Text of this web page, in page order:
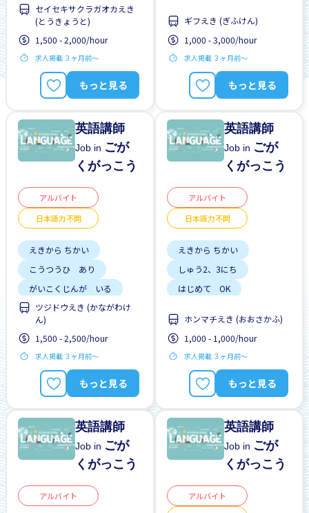
しゅう2、3にち
にほんごできない OK
土日祝 やすみ
セイセキサクラガオカえき
(とうきょうと)
1,500 - 2,000/hour
求人掲載 ３ヶ月前〜
もっと見る
しゃいんに なれる
がいこくじんが いる
にゅうしゃ ボーナス
ギフえき (ぎふけん)
1,000 - 3,000/hour
求人掲載 ３ヶ月前〜
もっと見る
英語講師
Job in ごが
くがっこう
アルバイト
日本語力不問
えきから ちかい
こうつうひ あり
がいこくじんが いる
はじめて OK
にほんごできない OK
ツジドウえき (かながわけ
ん)
1,500 - 2,500/hour
求人掲載 ３ヶ月前〜
もっと見る
英語講師
Job in ごが
くがっこう
アルバイト
日本語力不問
えきから ちかい
しゅう2、3にち
はじめて OK
ホンマチえき (おおさかふ)
1,000 - 1,000/hour
求人掲載 ３ヶ月前〜
もっと見る
英語講師
Job in ごが
くがっこう
アルバイト
英語講師
Job in ごが
くがっこう
アルバイト